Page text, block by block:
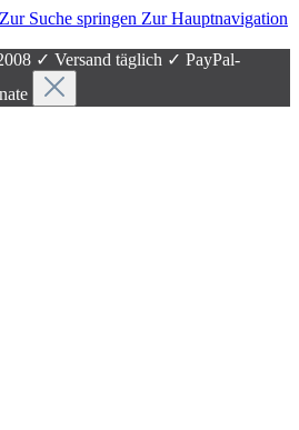
Zur Suche springen Zur Hauptnavigation
✓ Versand täglich ✓ PayPal-